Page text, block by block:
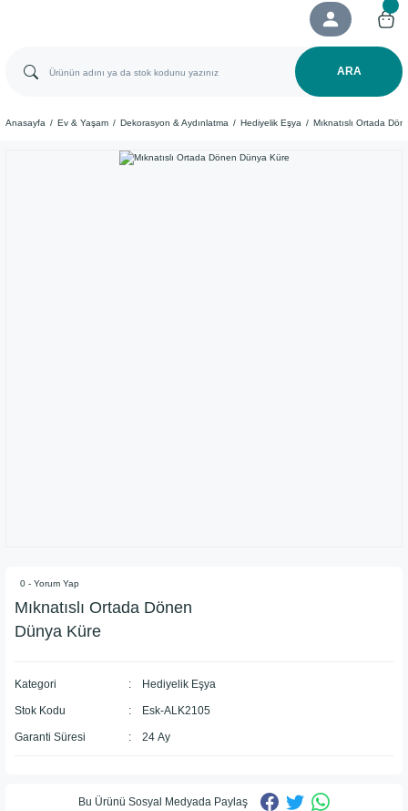
ARA
Anasayfa Ev & Yaşam Dekorasyon & Aydınlatma Hediyelik Eşya Mıknatıslı Ortada
0 - Yorum Yap
Mıknatıslı Ortada Dönen
Dünya Küre
Kategori Hediyelik Eşya
Stok Kodu Esk-ALK2105
Garanti Süresi 24 Ay
Bu Ürünü Sosyal Medyada Paylaş